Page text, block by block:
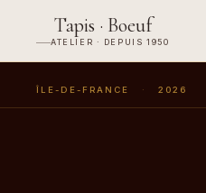
Tapis · Boeuf
ATELIER · DEPUIS 1950
ÎLE-DE-FRANCE · 2026